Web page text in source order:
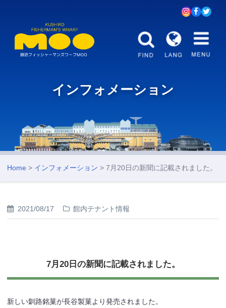
インフォメーション
Home > インフォメーション > 7月20日の新聞に記載されました。
2021/08/17 館内テナント情報
7月20日の新聞に記載されました。
新しい釧路銘菓が長谷製菓より発売されました。